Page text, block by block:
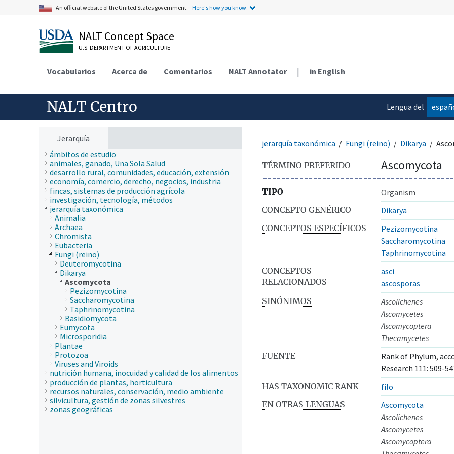
An official website of the United States government. Here's how you know.
NALT Concept Space
U.S. DEPARTMENT OF AGRICULTURE
Vocabularios Acerca de Comentarios NALT Annotator | in English
NALT Centro
Lengua del
Jerarquía
ámbitos de estudio
animales, ganado, Una Sola Salud
desarrollo rural, comunidades, educación, extensión
economía, comercio, derecho, negocios, industria
fincas, sistemas de producción agrícola
investigación, tecnología, métodos
jerarquía taxonómica
Animalia
Archaea
Chromista
Eubacteria
Fungi (reino)
Deuteromycotina
Dikarya
Ascomycota
Pezizomycotina
Saccharomycotina
Taphrinomycotina
Basidiomycota
Eumycota
Microsporidia
Plantae
Protozoa
Viruses and Viroids
nutrición humana, inocuidad y calidad de los alimentos
producción de plantas, horticultura
recursos naturales, conservación, medio ambiente
silvicultura, gestión de zonas silvestres
zonas geográficas
jerarquía taxonómica Fungi (reino) Dikarya
TÉRMINO PREFERIDO Ascomycota
TIPO
Organism
CONCEPTO GENÉRICO
Dikarya
CONCEPTOS ESPECÍFICOS
Pezizomycotina
Saccharomycotina
Taphrinomycotina
CONCEPTOS
RELACIONADOS
asci
ascosporas
SINÓNIMOS
Ascolichenes
Ascomycetes
Ascomycoptera
Thecamycetes
FUENTE
Rank of Phylum,
Research 111: 509-
HAS TAXONOMIC RANK
filo
EN OTRAS LENGUAS
Ascomycota
Ascolichenes
Ascomycetes
Ascomycoptera